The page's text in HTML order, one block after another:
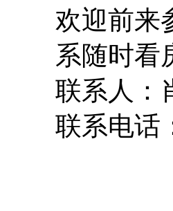
欢迎前来
系随时看
联系人：
联系电话